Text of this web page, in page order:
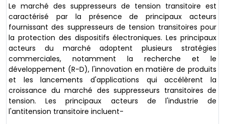
Le marché des suppresseurs de tension transitoire est
caractérisé par la présence de principaux acteurs
fournissant des suppresseurs de tension transitoires pour
la protection des dispositifs électroniques. Les principaux
acteurs du marché adoptent plusieurs stratégies
commerciales, notamment la recherche et le
développement (R-D), l'innovation en matière de produits
et les lancements d'applications qui accélèrent la
croissance du marché des suppresseurs transitoires de
tension. Les principaux acteurs de l'industrie de
l'antitension transitoire incluent-